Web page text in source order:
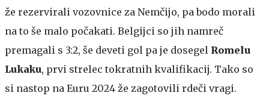
že rezervirali vozovnice za Nemčijo, pa bodo morali
na to še malo počakati. Belgijci so jih namreč
premagali s 3:2, še deveti gol pa je dosegel Romelu
Lukaku, prvi strelec tokratnih kvalifikacij. Tako so
si nastop na Euru 2024 že zagotovili rdeči vragi.